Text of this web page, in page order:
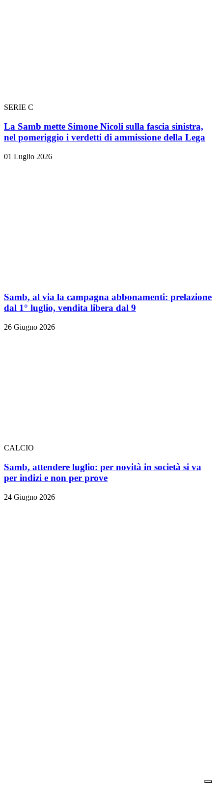
SERIE C
La Samb mette Simone Nicoli sulla fascia sinistra,
nel pomeriggio i verdetti di ammissione della Lega
01 Luglio 2026
Samb, al via la campagna abbonamenti: prelazione
dal 1° luglio, vendita libera dal 9
26 Giugno 2026
CALCIO
Samb, attendere luglio: per novità in società si va
per indizi e non per prove
24 Giugno 2026